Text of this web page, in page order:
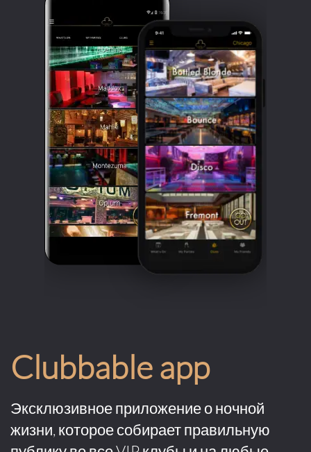
Clubbable app
Эксклюзивное приложение о ночной
жизни, которое собирает правильную